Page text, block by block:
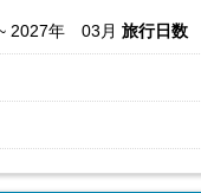
2027年 03月 旅行日数